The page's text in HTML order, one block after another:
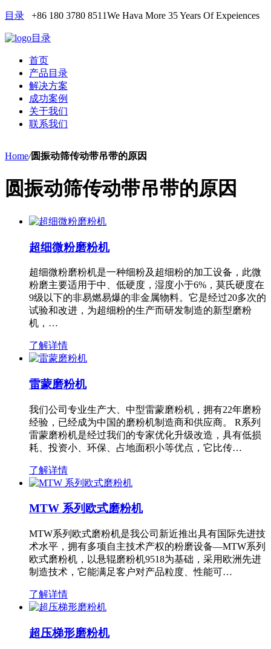
目录 +86 180 3780 8511We Hava More 35 Years Of Expeiences
目录
首页
产品目录
解决方案
成功案例
关于我们
联系我们
Home/圆振动筛传动带吊带的原因
圆振动筛传动带吊带的原因
超细微粉磨粉机
超细微粉磨粉机是一种细粉及超细粉的加工设备，此微
粉磨主要适用于中、低硬度，湿度小于6%，莫氏硬度在
9级以下的非易燃易爆的非金属物料。它是经过20多次的
试验和改进，为超细粉的生产而研发制造的新型磨粉
机，…
了解详情
雷蒙磨粉机
我们公司专业生产大、中型雷蒙磨粉机，拥有22年磨粉
经验，已经成为中国的磨粉机制造商和供应商。 R系列
雷蒙磨粉机是经过我们的专家优化升级改造，具有低损
耗、投资小、环保、占地面积小等优点，它比传…
了解详情
MTW 系列欧式磨粉机
MTW系列欧式磨粉机是我公司新近推出具有国际先进技
术水平，拥有多项自主技术产权的粉磨设备—MTW系列
欧式磨粉机，以悬辊磨粉机9518为基础，采用欧洲先进
制造技术，它能满足客户对产品粒度、性能可…
了解详情
超压梯形磨粉机